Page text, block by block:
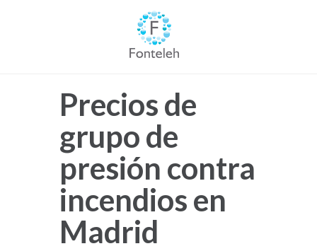
Precios de
grupo de
presión contra
incendios en
Madrid